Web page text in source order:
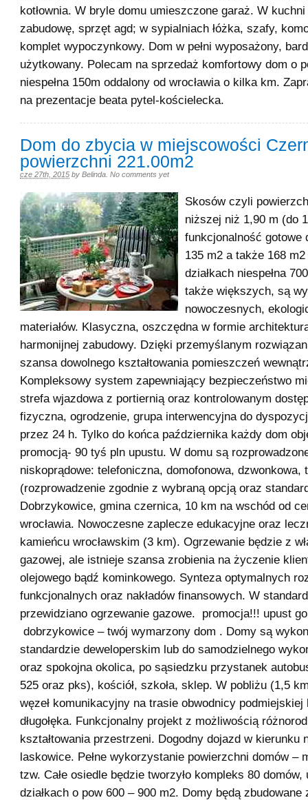
kotłownia. W bryle domu umieszczone garaż. W
zabudowę, sprzęt agd; w sypialniach łóżka, szafy,
komplet wypoczynkowy. Dom w pełni wyposażony,
użytkowany. Polecam na sprzedaż komfortowy dom o
niespełna 150m oddalony od wrocławia o kilka km.
na prezentacje beata pytel-kościelecka.
Dom do zbycia w miejscowości
powierzchni 221.00m2
cze 27th, 2015 by Belinda No comments yet
Skosów czyli
niższej niż 1,90 m (do
funkcjonalność gotowe
135 m2 a także 168
działkach niespełna
także większych, są
nowoczesnych,
materiałów. Klasyczna, oszczędna w formie
harmonijnej zabudowy. Dzięki przemyślanym
szansa dowolnego kształtowania pomieszczeń
Kompleksowy system zapewniający bezpieczeństwo
strefa wjazdowa z portiernią oraz kontrolowanym
fizyczna, ogrodzenie, grupa interwencyjna do
przez 24 h. Tylko do końca października każdy dom
promocją- 90 tyś pln upustu. W domu są
niskoprądowe: telefoniczna, domofonowa, dzwonkowa,
(rozprowadzenie zgodnie z wybraną opcją oraz
Dobrzykowice, gmina czernica, 10 km na wschód od
wrocławia. Nowoczesne zaplecze edukacyjne oraz
kamieńcu wrocławskim (3 km). Ogrzewanie będzie z
gazowej, ale istnieje szansa zrobienia na życzenie
olejowego bądź kominkowego. Synteza optymalnych
funkcjonalnych oraz nakładów finansowych. W
przewidziano ogrzewanie gazowe. promocja!!!
dobrzykowice – twój wymarzony dom . Domy są
standardzie deweloperskim lub do samodzielnego
oraz spokojna okolica, po sąsiedzku przystanek
525 oraz pks), kościół, szkoła, sklep. W pobliżu (1,5
węzeł komunikacyjny na trasie obwodnicy podmiejskiej
długołęka. Funkcjonalny projekt z możliwością
kształtowania przestrzeni. Dogodny dojazd w kierunku
laskowice. Pełne wykorzystanie powierzchni domów –
tzw. Całe osiedle będzie tworzyło kompleks 80 domów,
działkach o pow 600 – 900 m2. Domy będą